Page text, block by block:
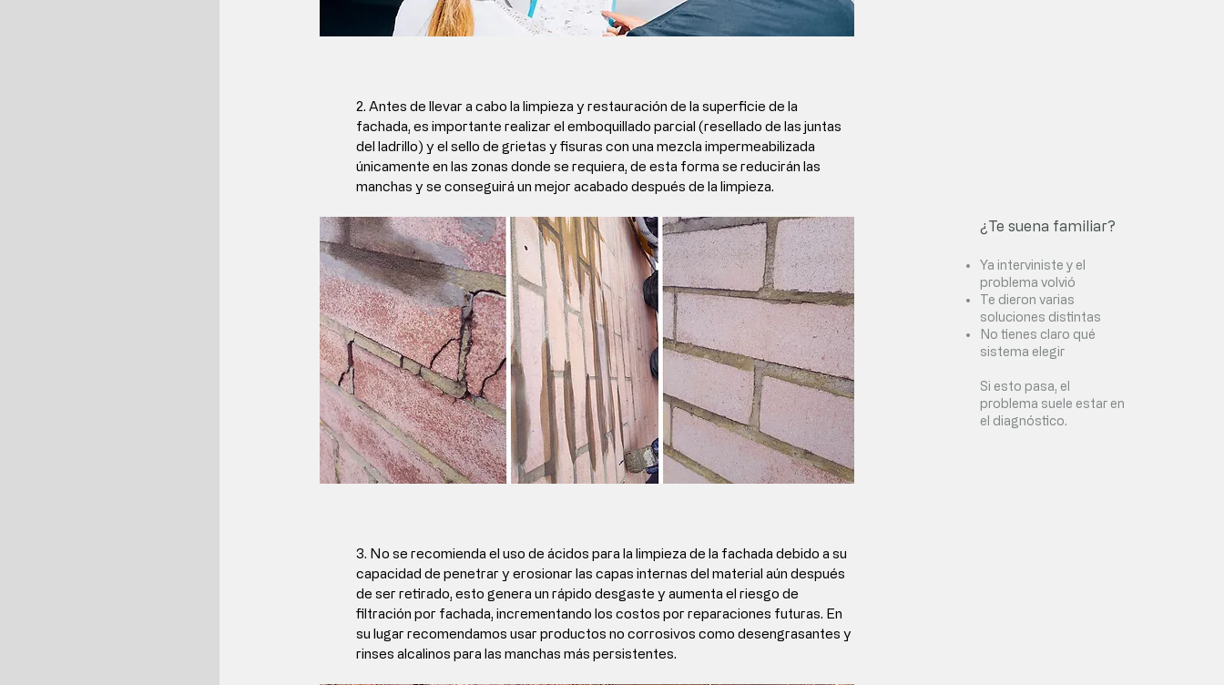
2. Antes de llevar a cabo la limpieza y restauración de la superficie de la
fachada, es importante realizar el emboquillado parcial (resellado de las juntas
del ladrillo) y el sello de grietas y fisuras con una mezcla impermeabilizada
únicamente en las zonas donde se requiera, de esta forma se reducirán las
manchas y se conseguirá un mejor acabado después de la limpieza.
3. No se recomienda el uso de ácidos para la limpieza de la fachada debido a su
capacidad de penetrar y erosionar las capas internas del material aún después
de ser retirado, esto genera un rápido desgaste y aumenta el riesgo de
filtración por fachada, incrementando los costos por reparaciones futuras. En
su lugar recomendamos usar productos no corrosivos como desengrasantes y
rinses alcalinos para las manchas más persistentes.
¿Te suena familiar?
Ya interviniste y el
problema volvió
Te dieron varias
soluciones distintas
No tienes claro qué
sistema elegir
Si esto pasa, el
problema suele estar en
el diagnóstico.